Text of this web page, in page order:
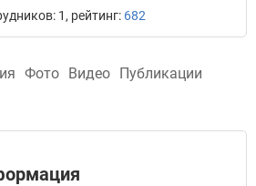
1, рейтинг: 682
Фото Видео Публикации